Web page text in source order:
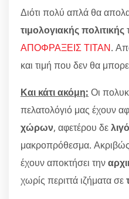
Διότι πολύ απλά θα
τιμολογιακής πολιτικής
ΑΠΟΦΡΑΞΕΙΣ ΤΙΤΑΝ.
και τιμή που δεν θα
Και κάτι ακόμη: Οι
πελατολόγιό μας έχουν
χώρων, αφετέρου δε
μακροπρόθεσμα. Ακριβώς
έχουν αποκτήσει την
χωρίς περιττά ιζήματα σε